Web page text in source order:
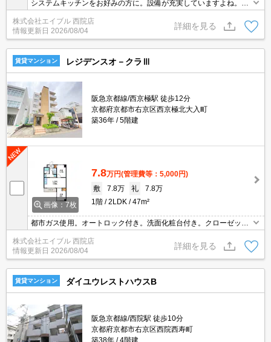
システムキッチンをお好みの方に。設備が充実していますよね。オ
株式会社エイブル 西院店
情報更新日 2026/08/04
詳細を見る
賃貸マンション レジデンスオ－クラⅢ
阪急京都線/西京極駅 徒歩12分
京都府京都市右京区西京極北大入町
築36年
5階建
画像：7枚
7.8万円(管理費等：5,000円)
敷
7.8万 礼
7.8万
1階
2LDK 47m²
都市ガス使用。オートロック付き。洗面化粧台付き。クローゼット
株式会社エイブル 西院店
情報更新日 2026/08/04
詳細を見る
賃貸マンション ダイユウレストハウスB
阪急京都線/西院駅 徒歩10分
京都府京都市右京区西院西寿町